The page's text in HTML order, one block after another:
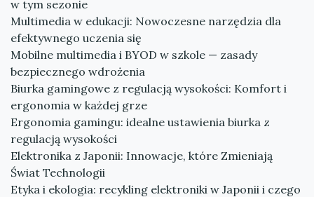
w tym sezonie
Multimedia w edukacji: Nowoczesne narzędzia dla
efektywnego uczenia się
Mobilne multimedia i BYOD w szkole — zasady
bezpiecznego wdrożenia
Biurka gamingowe z regulacją wysokości: Komfort i
ergonomia w każdej grze
Ergonomia gamingu: idealne ustawienia biurka z
regulacją wysokości
Elektronika z Japonii: Innowacje, które Zmieniają
Świat Technologii
Etyka i ekologia: recykling elektroniki w Japonii i czego